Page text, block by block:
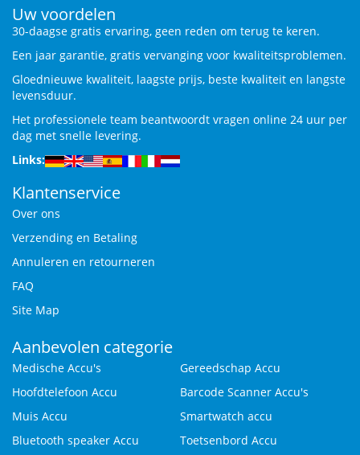
Uw voordelen
30-daagse gratis ervaring, geen reden om terug te keren.
Een jaar garantie, gratis vervanging voor kwaliteitsproblemen.
Gloednieuwe kwaliteit, laagste prijs, beste kwaliteit en langste
levensduur.
Het professionele team beantwoordt vragen online 24 uur per
dag met snelle levering.
Links:
Klantenservice
Over ons
Verzending en Betaling
Annuleren en retourneren
FAQ
Site Map
Aanbevolen categorie
Medische Accu's
Gereedschap Accu
Hoofdtelefoon Accu
Barcode Scanner Accu's
Muis Accu
Smartwatch accu
Bluetooth speaker Accu
Toetsenbord Accu